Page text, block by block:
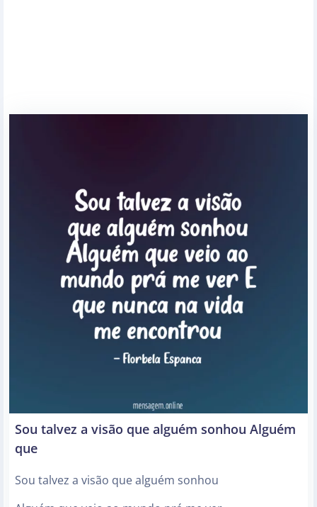
Sou talvez a visão que alguém sonhou Alguém
que
Sou talvez a visão que alguém sonhou